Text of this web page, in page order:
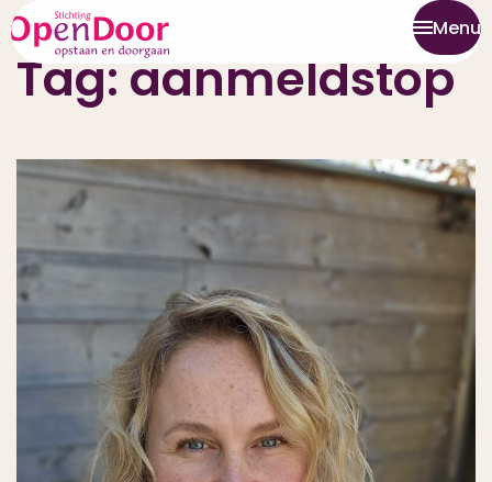
Menu
Tag: aanmeldstop